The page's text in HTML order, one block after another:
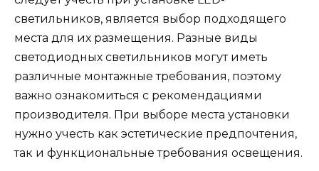
светильников, является выбор подходящего
места для их размещения. Разные виды
светодиодных светильников могут иметь
различные монтажные требования, поэтому
важно ознакомиться с рекомендациями
производителя. При выборе места установки
нужно учесть как эстетические предпочтения,
так и функциональные требования освещения.